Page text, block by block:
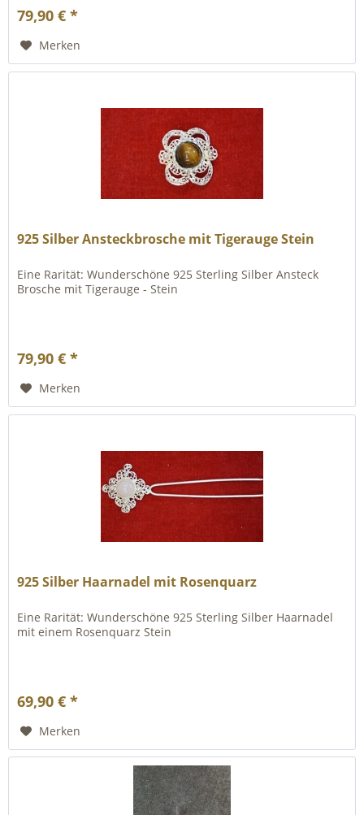
79,90 € *
Merken
925 Silber Ansteckbrosche mit Tigerauge Stein
Eine Rarität: Wunderschöne 925 Sterling Silber Ansteck
Brosche mit Tigerauge - Stein
79,90 € *
Merken
925 Silber Haarnadel mit Rosenquarz
Eine Rarität: Wunderschöne 925 Sterling Silber Haarnadel
mit einem Rosenquarz Stein
69,90 € *
Merken